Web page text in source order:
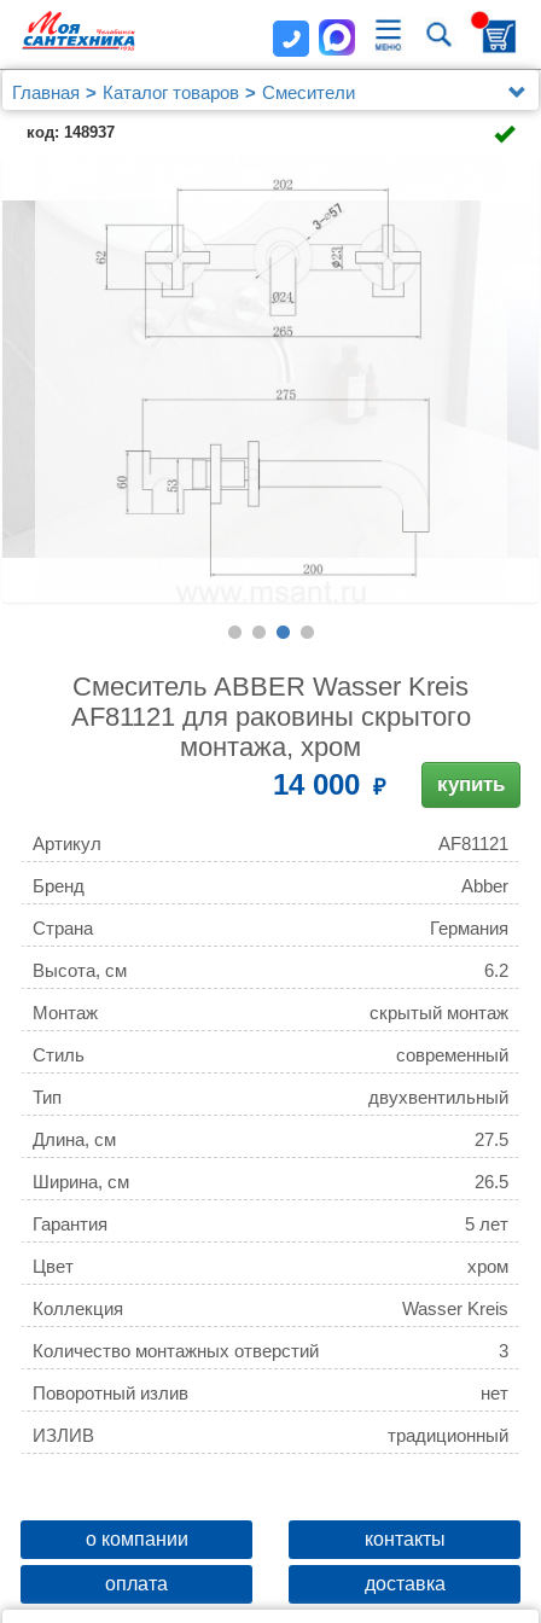
Главная Каталог товаров
Смесители
Смеситель ABBER Wasser Kreis AF81121 для
раковины скрытого монтажа, хром
код: 148937
Смеситель ABBER Wasser Kreis
AF81121 для раковины скрытого
монтажа, хром
14 000 купить
Артикул AF81121
Бренд Abber
Страна Германия
Высота, см 6.2
Монтаж скрытый монтаж
Стиль современный
Тип двухвентильный
Длина, см 27.5
Ширина, см 26.5
Гарантия 5 лет
Цвет хром
Коллекция Wasser Kreis
Количество монтажных отверстий 3
Поворотный излив нет
ИЗЛИВ традиционный
о компании контакты
оплата доставка